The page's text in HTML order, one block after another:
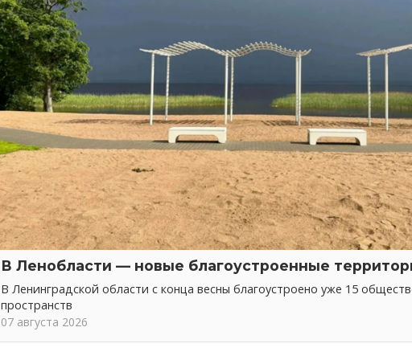
В Ленобласти — новые благоустроенные
В Ленинградской области с конца весны благоустроено уже 15
пространств
07 августа 2026